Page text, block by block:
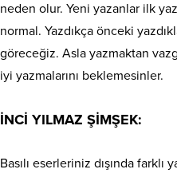
neden olur. Yeni yazanlar ilk
normal. Yazdıkça önceki
göreceğiz. Asla yazmaktan
iyi yazmalarını beklemesinler.
İNCİ YILMAZ ŞİMŞEK:
Basılı eserleriniz dışında farklı